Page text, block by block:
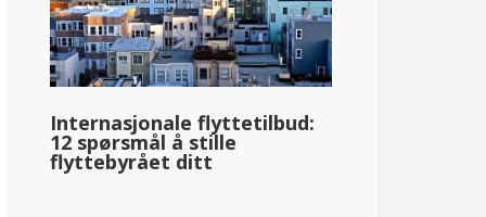
Internasjonale flyttetilbud:
12 spørsmål å stille
flyttebyrået ditt